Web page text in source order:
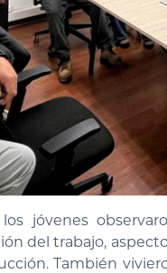
los jóvenes
del trabajo,
También